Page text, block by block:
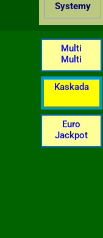
Systemy
Multi
Multi
Kaskada
Euro
Jackpot